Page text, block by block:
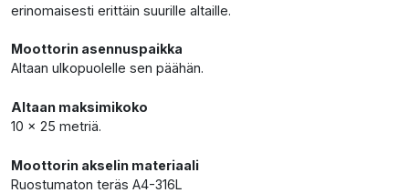
erinomaisesti erittäin suurille altaille.
Moottorin asennuspaikka
Altaan ulkopuolelle sen päähän.
Altaan maksimikoko
10 x 25 metriä.
Moottorin akselin materiaali
Ruostumaton teräs A4-316L